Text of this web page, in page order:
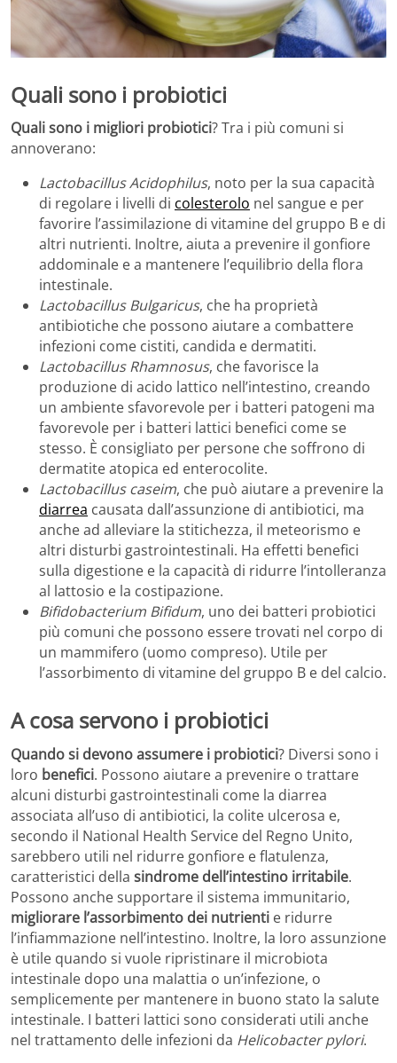
Quali sono i probiotici
Quali sono i migliori probiotici? Tra i più comuni si
annoverano:
Lactobacillus Acidophilus, noto per la sua capacità
di regolare i livelli di colesterolo nel sangue e per
favorire l’assimilazione di vitamine del gruppo B e di
altri nutrienti. Inoltre, aiuta a prevenire il gonfiore
addominale e a mantenere l’equilibrio della flora
intestinale.
Lactobacillus Bulgaricus, che ha proprietà
antibiotiche che possono aiutare a combattere
infezioni come cistiti, candida e dermatiti.
Lactobacillus Rhamnosus, che favorisce la
produzione di acido lattico nell’intestino, creando
un ambiente sfavorevole per i batteri patogeni ma
favorevole per i batteri lattici benefici come se
stesso. È consigliato per persone che soffrono di
dermatite atopica ed enterocolite.
Lactobacillus caseim, che può aiutare a prevenire la
diarrea causata dall’assunzione di antibiotici, ma
anche ad alleviare la stitichezza, il meteorismo e
altri disturbi gastrointestinali. Ha effetti benefici
sulla digestione e la capacità di ridurre l’intolleranza
al lattosio e la costipazione.
Bifidobacterium Bifidum, uno dei batteri probiotici
più comuni che possono essere trovati nel corpo di
un mammifero (uomo compreso). Utile per
l’assorbimento di vitamine del gruppo B e del calcio.
A cosa servono i probiotici
Quando si devono assumere i probiotici? Diversi sono i
loro benefici. Possono aiutare a prevenire o trattare
alcuni disturbi gastrointestinali come la diarrea
associata all’uso di antibiotici, la colite ulcerosa e,
secondo il National Health Service del Regno Unito,
sarebbero utili nel ridurre gonfiore e flatulenza,
caratteristici della sindrome dell’intestino irritabile.
Possono anche supportare il sistema immunitario,
migliorare l’assorbimento dei nutrienti e ridurre
l’infiammazione nell’intestino. Inoltre, la loro assunzione
è utile quando si vuole ripristinare il microbiota
intestinale dopo una malattia o un’infezione, o
semplicemente per mantenere in buono stato la salute
intestinale. I batteri lattici sono considerati utili anche
nel trattamento delle infezioni da Helicobacter pylori.